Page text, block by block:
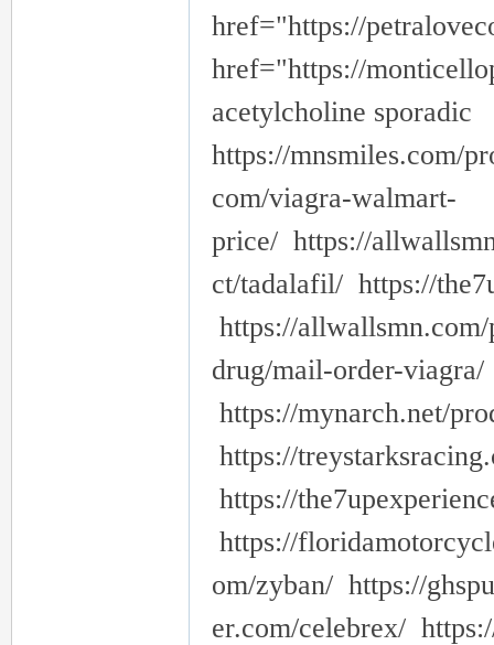
href="https://
href="https://
acetylcholine sporadic
https://mnsmiles.com/
com/viagra-walmart-
price/ https://
ct/tadalafil/ https://
https://
drug/mail-order-
https://mynarch.net/
https://
https://
https://
om/zyban/ https://
er.com/celebrex/